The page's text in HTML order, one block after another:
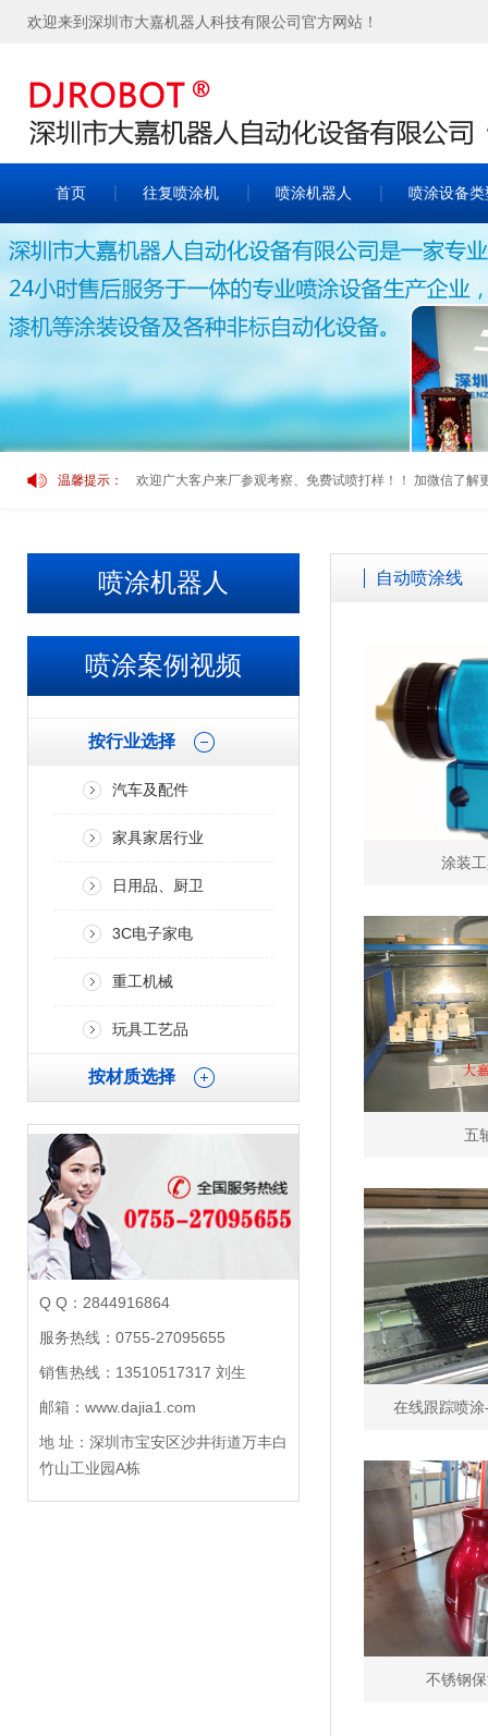
欢迎来到深圳市大嘉机器人科技有限公司官方网站！
首页 往复喷涂机 喷涂机器人 喷涂设备类
温馨提示：
欢迎广大客户来厂参观考察、免费试喷打样！！ 加微信了
欢迎广大客户来厂参观考察、免费试喷打样！！ 加微信了
喷涂机器人
喷涂案例视频
按行业选择
汽车及配件
家具家居行业
日用品、厨卫
3C电子家电
重工机械
玩具工艺品
按材质选择
Q Q：2844916864
服务热线：0755-27095655
销售热线：13510517317 刘生
邮箱：www.dajia1.com
地 址：深圳市宝安区沙井街道万丰白
竹山工业园A栋
自动喷涂线
涂装
五
在线跟踪喷
不锈钢